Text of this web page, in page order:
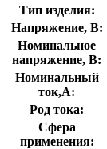
Тип изделия:
Напряжение, В:
Номинальное
напряжение, В:
Номинальный
ток,А:
Род тока:
Сфера
применения: